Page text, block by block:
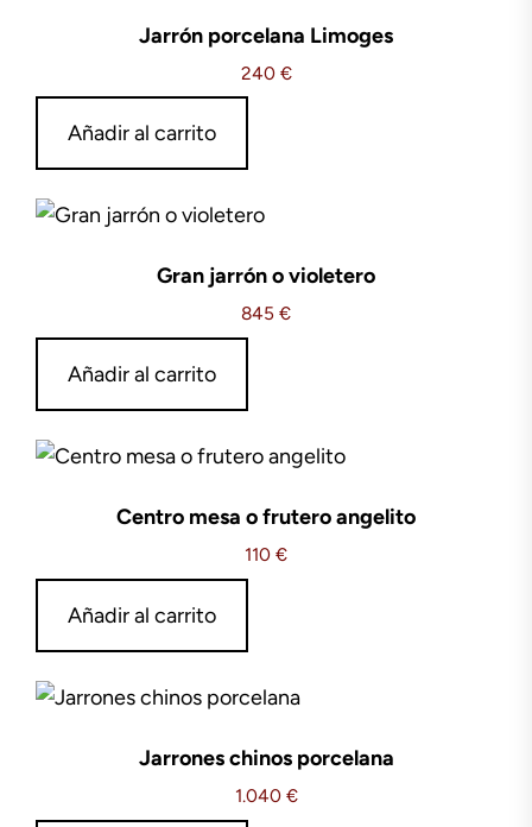
Jarrón porcelana Limoges
240 €
Añadir al carrito
Gran jarrón o violetero
845 €
Añadir al carrito
Centro mesa o frutero angelito
110 €
Añadir al carrito
Jarrones chinos porcelana
1.040 €